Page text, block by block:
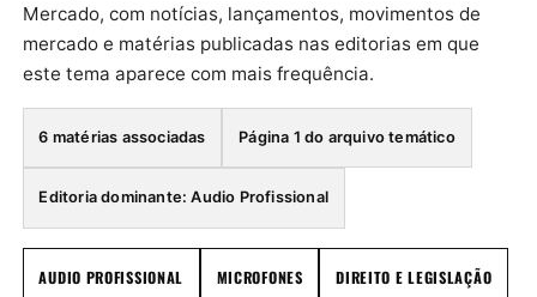
Mercado, com notícias, lançamentos, movimentos de
mercado e matérias publicadas nas editorias em que
este tema aparece com mais frequência.
6 matérias associadas Página 1 do arquivo temático
Editoria dominante: Audio Profissional
AUDIO PROFISSIONAL MICROFONES DIREITO E LEGISLAÇÃO